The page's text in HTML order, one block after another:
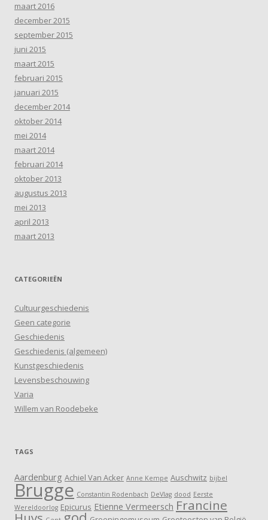
maart 2016
december 2015
september 2015
juni 2015
maart 2015
februari 2015
januari 2015
december 2014
oktober 2014
mei 2014
maart 2014
februari 2014
oktober 2013
augustus 2013
mei 2013
april 2013
maart 2013
CATEGORIEËN
Cultuurgeschiedenis
Geen categorie
Geschiedenis
Geschiedenis (algemeen)
Kunstgeschiedenis
Levensbeschouwing
Varia
Willem van Roodebeke
TAGS
Aardenburg Achiel Van Acker Anne Kempe Auschwitz bijbel
Brugge Constantin Rodenbach DeVlag dood Eerste
Wereldoorlog Epicurus Etienne Vermeersch Francine